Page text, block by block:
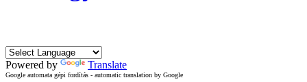
Powered by Translate
Google automata gépi fordítás - automatic translation by Google